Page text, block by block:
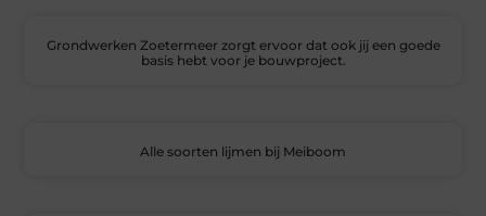
Grondwerken Zoetermeer zorgt ervoor dat ook jij een goede
basis hebt voor je bouwproject.
Alle soorten lijmen bij Meiboom